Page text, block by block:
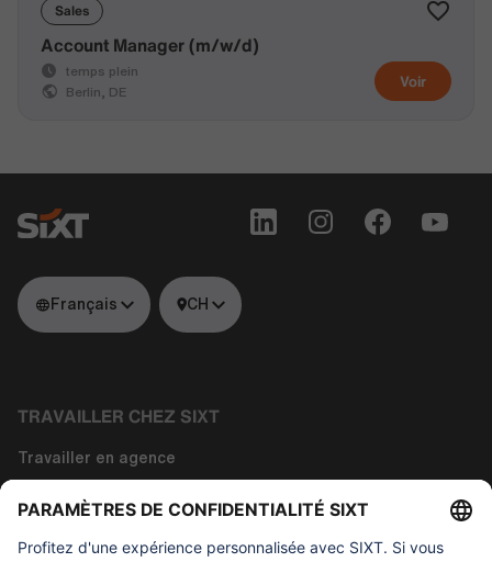
Sales
Voir
Account Manager (m/w/d)
temps plein
Berlin, DE
Français CH
TRAVAILLER CHEZ SIXT
Travailler en agence
Travailler dans la technologie
Travailler dans les fonctions siège